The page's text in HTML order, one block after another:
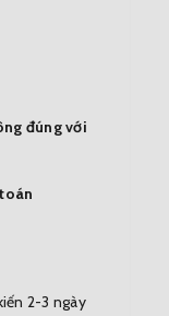
đúng với
2-3 ngày